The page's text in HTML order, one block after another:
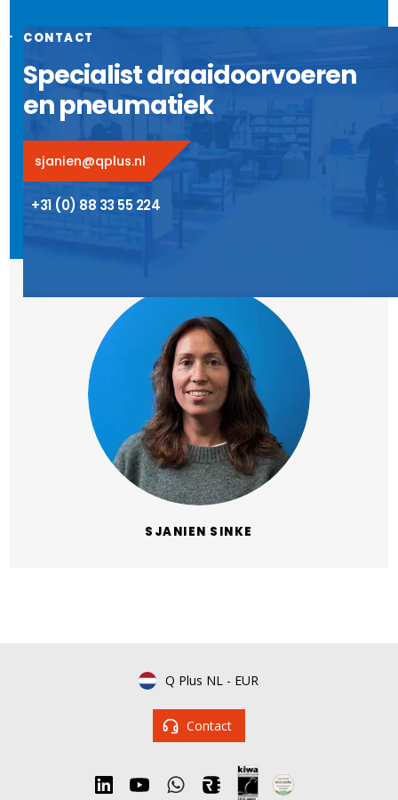
CONTACT
Specialist draaidoorvoeren
en pneumatiek
sjanien@qplus.nl
+31 (0) 88 33 55 224
SJANIEN SINKE
Q Plus NL - EUR
Contact